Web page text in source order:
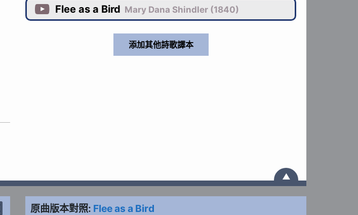
 Flee as a Bird Mary Dana Shindler (1840)
▲
原曲版本對照: Flee as a Bird